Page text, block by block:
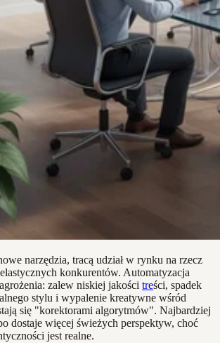
narzędzia, tracą udział w rynku na rzecz
konkurentów. Automatyzacja
zalew niskiej jakości treści, spadek
stylu i wypalenie kreatywne wśród
się "korektorami algorytmów". Najbardziej
dostaje więcej świeżych perspektyw, choć
jest realne.